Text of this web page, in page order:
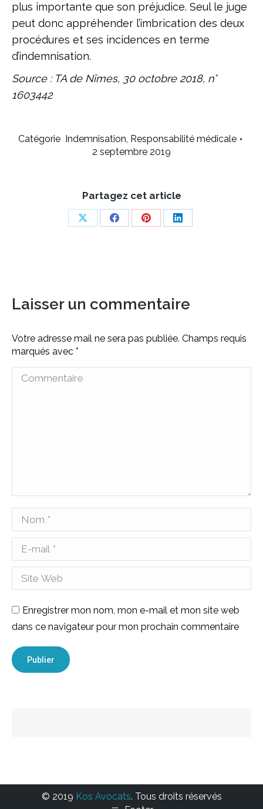
plus importante que son préjudice. Seul le juge
peut donc appréhender l’imbrication des deux
procédures et ses incidences en terme
d’indemnisation.
Source : TA de Nîmes, 30 octobre 2018, n°
1603442
Catégorie Indemnisation, Responsabilité médicale
2 septembre 2019
Partagez cet article
Share
Share
Share
Share
Laisser un commentaire
Votre adresse mail ne sera pas publiée. Champs requis
marqués avec *
Commentaire
Nom *
E-mail *
Site Web
Enregistrer mon nom, mon e-mail et mon site web
dans ce navigateur pour mon prochain commentaire
Publier
© 2019 Kos Avocats. Tous droits réservés